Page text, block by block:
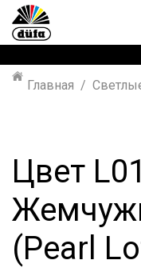
Главная
Цвет
(Pearl